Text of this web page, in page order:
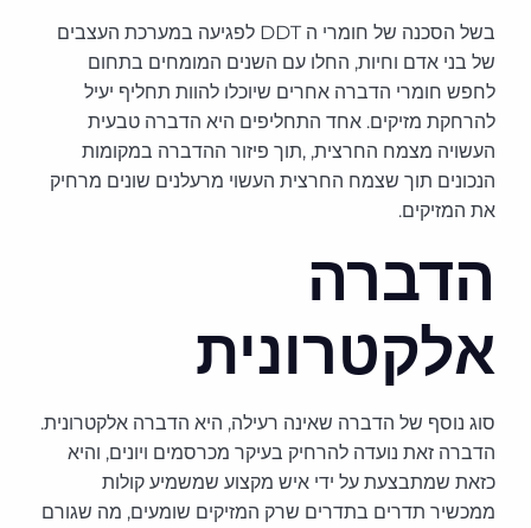
בשל הסכנה של חומרי ה DDT לפגיעה במערכת העצבים
של בני אדם וחיות, החלו עם השנים המומחים בתחום
לחפש חומרי הדברה אחרים שיוכלו להוות תחליף יעיל
להרחקת מזיקים. אחד התחליפים היא הדברה טבעית
העשויה מצמח החרצית, ,תוך פיזור ההדברה במקומות
הנכונים תוך שצמח החרצית העשוי מרעלנים שונים מרחיק
את המזיקים.
הדברה
אלקטרונית
סוג נוסף של הדברה שאינה רעילה, היא הדברה אלקטרונית.
הדברה זאת נועדה להרחיק בעיקר מכרסמים ויונים, והיא
כזאת שמתבצעת על ידי איש מקצוע שמשמיע קולות
ממכשיר תדרים בתדרים שרק המזיקים שומעים, מה שגורם